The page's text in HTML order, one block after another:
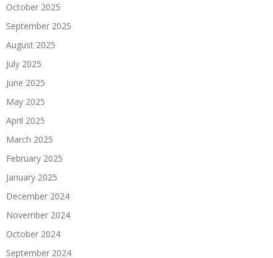
October 2025
September 2025
August 2025
July 2025
June 2025
May 2025
April 2025
March 2025
February 2025
January 2025
December 2024
November 2024
October 2024
September 2024